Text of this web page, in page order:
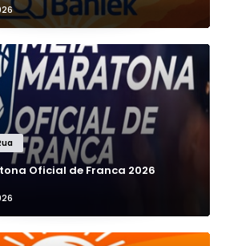
Oficial de Franca 2026